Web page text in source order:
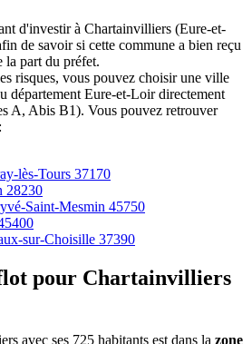
d'investir à Chartainvilliers (Eure-et-
de savoir si cette commune a bien reçu
la part du préfet.
risques, vous pouvez choisir une ville
département Eure-et-Loir directement
A, Abis B1). Vous pouvez retrouver
lès-Tours 37170
28230
Saint-Mesmin 45750
sur-Choisille 37390
pour Chartainvilliers
avec ses 725 habitants est dans la zone